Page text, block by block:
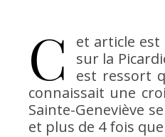
C
et article est
sur la
est ressort
connaissait une
Sainte-Geneviève
et plus de 4 fois